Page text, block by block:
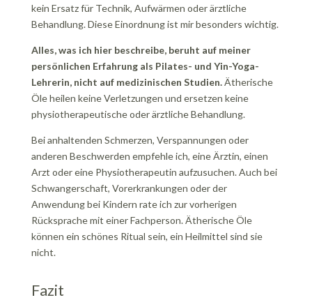
kein Ersatz für Technik, Aufwärmen oder ärztliche
Behandlung. Diese Einordnung ist mir besonders wichtig.
Alles, was ich hier beschreibe, beruht auf meiner
persönlichen Erfahrung als Pilates- und Yin-Yoga-
Lehrerin, nicht auf medizinischen Studien.Ätherische
Öle heilen keine Verletzungen und ersetzen keine
physiotherapeutische oder ärztliche Behandlung.
Bei anhaltenden Schmerzen, Verspannungen oder
anderen Beschwerden empfehle ich, eine Ärztin, einen
Arzt oder eine Physiotherapeutin aufzusuchen. Auch bei
Schwangerschaft, Vorerkrankungen oder der
Anwendung bei Kindern rate ich zur vorherigen
Rücksprache mit einer Fachperson. Ätherische Öle
können ein schönes Ritual sein, ein Heilmittel sind sie
nicht.
Fazit